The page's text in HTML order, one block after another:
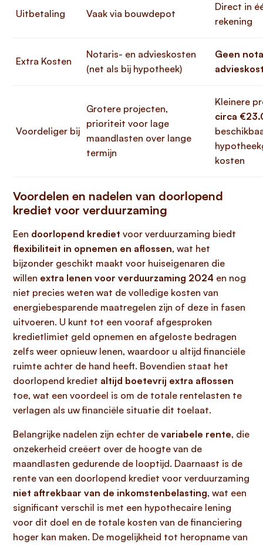
Uitbetaling Vaak via bouwdepot
Direct in
rekening
Extra Kosten
Notaris- en advieskosten
(net als bij hypotheek)
Geen
Voordeliger bij
Grotere projecten,
prioriteit voor lage
maandlasten over lange
termijn
Kleinere
circa
kosten
Voordelen en nadelen van doorlopend
krediet voor verduurzaming
Een doorlopend krediet voor verduurzaming biedt
flexibiliteit in opnemen en aflossen, wat het
bijzonder geschikt maakt voor huiseigenaren die
willen extra lenen voor verduurzaming 2024 en nog
niet precies weten wat de volledige kosten van
energiebesparende maatregelen zijn of deze in fasen
uitvoeren. U kunt tot een vooraf afgesproken
kredietlimiet geld opnemen en afgeloste bedragen
zelfs weer opnieuw lenen, waardoor u altijd financiële
ruimte achter de hand heeft. Bovendien staat het
doorlopend krediet altijd boetevrij extra aflossen
toe, wat een voordeel is om de totale rentelasten te
verlagen als uw financiële situatie dit toelaat.
Belangrijke nadelen zijn echter de variabele rente, die
onzekerheid creëert over de hoogte van de
maandlasten gedurende de looptijd. Daarnaast is de
rente van een doorlopend krediet voor verduurzaming
niet aftrekbaar van de inkomstenbelasting, wat een
significant verschil is met een hypothecaire lening
voor dit doel en de totale kosten van de financiering
hoger kan maken. De mogelijkheid tot heropname van